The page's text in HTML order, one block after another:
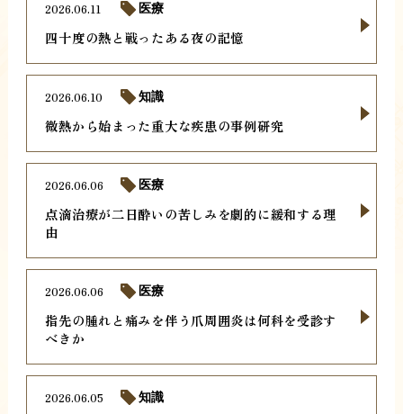
四十度の熱と戦ったある夜の記憶
2026.06.11 医療
微熱から始まった重大な疾患の事例研究
2026.06.10 知識
点滴治療が二日酔いの苦しみを劇的に緩和する理
由
2026.06.06 医療
指先の腫れと痛みを伴う爪周囲炎は何科を受診す
べきか
2026.06.06 医療
2026.06.05 知識